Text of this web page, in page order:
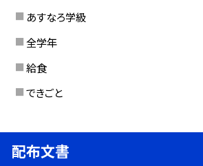
あすなろ学級
全学年
給食
できごと
配布文書